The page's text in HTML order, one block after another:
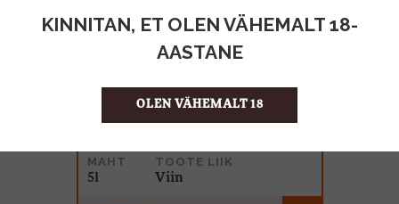
KINNITAN, ET OLEN VÄHEMALT 18-
AASTANE
OLEN VÄHEMALT 18
MAHT
5l
TOOTE LIIK
Viin